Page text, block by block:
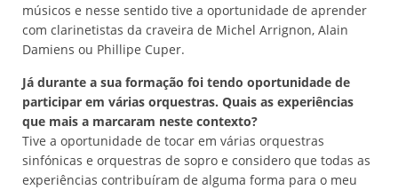
músicos e nesse sentido tive a oportunidade de aprender
com clarinetistas da craveira de Michel Arrignon, Alain
Damiens ou Phillipe Cuper.
Já durante a sua formação foi tendo oportunidade de
participar em várias orquestras. Quais as experiências
que mais a marcaram neste contexto?
Tive a oportunidade de tocar em várias orquestras
sinfónicas e orquestras de sopro e considero que todas as
experiências contribuíram de alguma forma para o meu